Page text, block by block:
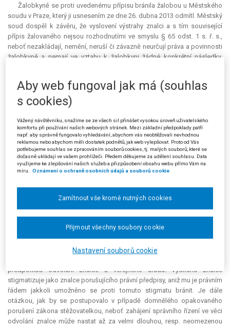
Žalobkyně se proti uvedenému přípisu bránila žalobou u Městského
soudu v Praze, který ji usnesením ze dne 26. dubna 2013 odmítl. Městský
soud dospěl k závěru, že vyslovení výstrahy znalci a s tím související
přípis žalovaného nejsou rozhodnutími ve smyslu § 65 odst. 1 s. ř. s.,
neboť nezakládají, nemění, neruší či závazně neurčují práva a povinnosti
žalobkyně a nemají ve vztahu k žalobkyni žádné konkrétní následky.
porušení zákona opakovaně, by bylo možné zahájit proti žalobkyni řízení
o uložení sankce. V dané věci nebylo rovněž zahájeno žádné správní
řízení, neboť na úkony, které nemají přímé důsledky na práva a
povinnosti subjektů, správní řád nedopadá, a rovněž nelze proti sdělení
o vyslovení výstrahy podat odvolání. Úkon žalovaného ze dne 21. 9. 2011
tak rovněž není rozhodnutím ve smyslu § 65 s. ř. s., ale pouhým sdělením
o nemožnosti napadnout vyslovení výstrahy odvoláním. Svoji
argumentaci podpořil městský soud rovněž analogickým odkazem na
judikaturu Nejvyššího správního soudu ve vztahu k upozornění dle § 59
materiálním smyslu dle § 65 s. ř. s.
Proti rozsudku městského soudu podala žalobkyně (stěžovatelka)
kasační stížnost. V ní namítala, že městský soud provedl nesprávný
výklad § 20 písm. c) ve spojení s § 22 odst. 3 zákona o znalcích a
tlumočnících. Vyslovením výstrahy došlo ke změně práva dotčeného
předpoklad odvolání znalce z veřejného úřadu. Výstraha znalce
stigmatizuje jako znalce porušujícího právní předpisy, aniž mu je právním
řádem jakkoli umožněno se proti tomuto stigmatu bránit. Je dále
otázkou, jak by se postupovalo v případě domnělého opakovaného
porušení zákona stěžovatelkou, neboť zahájení správního řízení ve věci
odvolání znalce může nastat až za velmi dlouhou, resp. neomezenou
Aby web fungoval jak má (souhlas
s cookies)
Vážený návštěvníku, snažíme se ze všech sil přinášet vysokou úroveň uživatelského
komfortu při používání našich webových stránek. Mezi základní předpoklady patří
např. aby správně fungovalo vyhledávání, abychom vás neobtěžovali nevhodnou
reklamou nebo abychom měli dostatek podnětů, jak web vylepšovat. Proto od Vás
potřebujeme souhlas se zpracováním souborů cookies, tj. malých souborů, které se
dočasně ukládají ve vašem prohlížeči. Předem děkujeme za udělení souhlasu. Data
využijeme ke zlepšování našich služeb a přizpůsobení obsahu webu přímo Vám na
míru.
Oznámení o ochraně osobních údajů a souborů cookie
Nastavení souborů cookie
Zamítnout vše kromě nutných cookies
Přijmout všechny soubory cookie